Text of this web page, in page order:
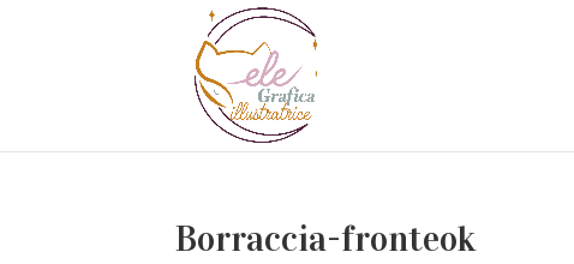
Borraccia-fronteok